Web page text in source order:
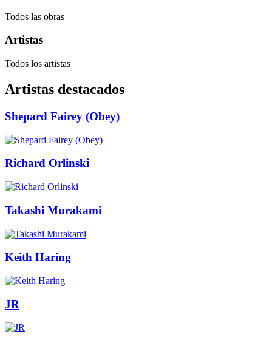
Todos las obras
Artistas
Todos los artistas
Artistas destacados
Shepard Fairey (Obey)
Richard Orlinski
Takashi Murakami
Keith Haring
JR